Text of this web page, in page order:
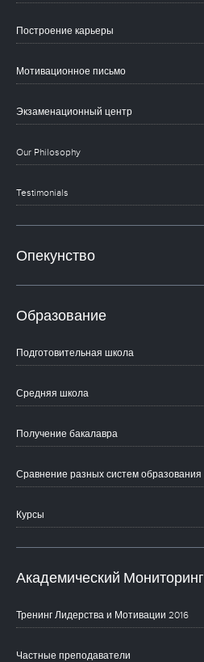
Построение карьеры
Мотивационное письмо
Экзаменационный центр
Our Philosophy
Testimonials
Опекунство
Образование
Подготовительная школа
Средняя школа
Получение бакалавра
Сравнение разных систем образования
Курсы
Академический Мониторинг
Тренинг Лидерства и Мотивации 2016
Частные преподаватели